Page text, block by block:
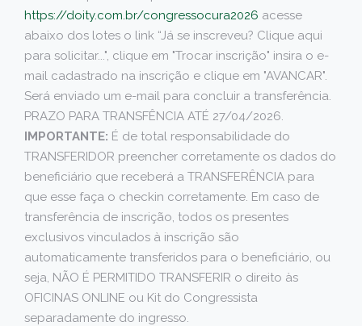
https://doity.com.br/congressocura2026 acesse
abaixo dos lotes o link “Já se inscreveu? Clique aqui
para solicitar...", clique em "Trocar inscrição" insira o e-
mail cadastrado na inscrição e clique em "AVANCAR".
Será enviado um e-mail para concluir a transferência.
PRAZO PARA TRANSFÊNCIA ATÉ 27/04/2026.
IMPORTANTE: É de total responsabilidade do
TRANSFERIDOR preencher corretamente os dados do
beneficiário que receberá a TRANSFERÊNCIA para
que esse faça o checkin corretamente. Em caso de
transferência de inscrição, todos os presentes
exclusivos vinculados à inscrição são
automaticamente transferidos para o beneficiário, ou
seja, NÃO É PERMITIDO TRANSFERIR o direito às
OFICINAS ONLINE ou Kit do Congressista
separadamente do ingresso.